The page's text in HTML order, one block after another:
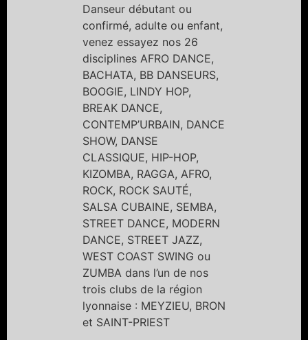
Danseur débutant ou
confirmé, adulte ou enfant,
venez essayez nos 26
disciplines AFRO DANCE,
BACHATA, BB DANSEURS,
BOOGIE, LINDY HOP,
BREAK DANCE,
CONTEMP’URBAIN, DANCE
SHOW, DANSE
CLASSIQUE, HIP-HOP,
KIZOMBA, RAGGA, AFRO,
ROCK, ROCK SAUTÉ,
SALSA CUBAINE, SEMBA,
STREET DANCE, MODERN
DANCE, STREET JAZZ,
WEST COAST SWING ou
ZUMBA dans l’un de nos
trois clubs de la région
lyonnaise : MEYZIEU, BRON
et SAINT-PRIEST